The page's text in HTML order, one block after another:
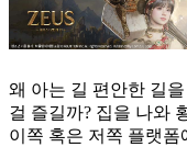
왜 아는 길 편안한 길
걸 즐길까? 집을 나와
이쪽 혹은 저쪽 플랫